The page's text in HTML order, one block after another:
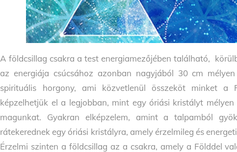
A földcsillag csakra a test energiamezőjében található,
az energiája csúcsához azonban nagyjából 30 cm
spirituális horgony, ami közvetlenül összeköt minket a
képzelhetjük el a legjobban, mint egy óriási kristályt
magunkat. Gyakran elképzelem, amint a talpamból
rátekerednek egy óriási kristályra, amely érzelmileg és
Érzelmi szinten a földcsillag az a csakra, amely a Földdel